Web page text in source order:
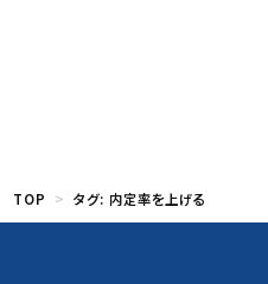
TOP タグ: 内定率を上げる